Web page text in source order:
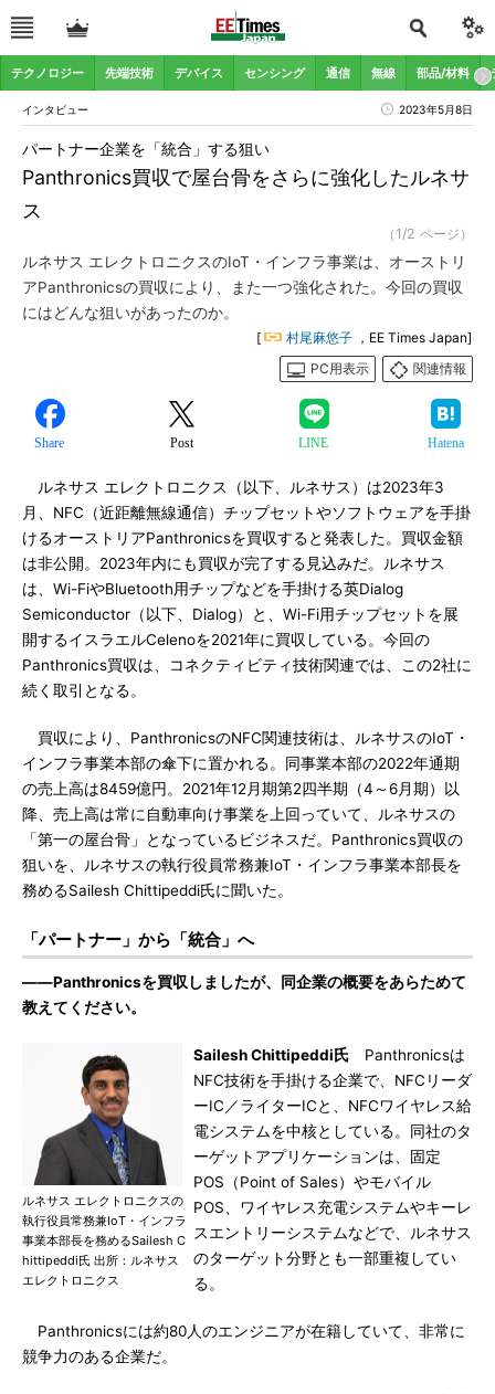
テクノロジー 先端技術 デバイス センシング 通信 無線 部品/材料
インタビュー 2023年5月8日
Panthronics買収で屋台骨をさらに強化したルネサ
ス
パートナー企業を「統合」する狙い
（1/2 ページ）
ルネサス エレクトロニクスのIoT・インフラ事業は、オーストリ
アPanthronicsの買収により、また一つ強化された。今回の買収
にはどんな狙いがあったのか。
[ 村尾麻悠子 ，EE Times Japan]
PC用表示
関連情報
Share Post LINE Hatena
ルネサス エレクトロニクス（以下、ルネサス）は2023年3
月、NFC（近距離無線通信）チップセットやソフトウェアを手掛
けるオーストリアPanthronicsを買収すると発表した。買収金額
は非公開。2023年内にも買収が完了する見込みだ。ルネサス
は、Wi-FiやBluetooth用チップなどを手掛ける英Dialog
Semiconductor（以下、Dialog）と、Wi-Fi用チップセットを展
開するイスラエルCelenoを2021年に買収している。今回の
Panthronics買収は、コネクティビティ技術関連では、この2社に
続く取引となる。
買収により、PanthronicsのNFC関連技術は、ルネサスのIoT・
インフラ事業本部の傘下に置かれる。同事業本部の2022年通期
の売上高は8459億円。2021年12月期第2四半期（4～6月期）以
降、売上高は常に自動車向け事業を上回っていて、ルネサスの
「第一の屋台骨」となっているビジネスだ。Panthronics買収の
狙いを、ルネサスの執行役員常務兼IoT・インフラ事業本部長を
務めるSailesh Chittipeddi氏に聞いた。
「パートナー」から「統合」へ
――Panthronicsを買収しましたが、同企業の概要をあらためて
教えてください。
ルネサス エレクトロニクスの
執行役員常務兼IoT・インフラ
事業本部長を務めるSailesh C
hittipeddi氏 出所：ルネサス
エレクトロニクス
Sailesh Chittipeddi氏 Panthronicsは
NFC技術を手掛ける企業で、NFCリーダ
ーIC／ライターICと、NFCワイヤレス給
電システムを中核としている。同社のタ
ーゲットアプリケーションは、固定
POS（Point of Sales）やモバイル
POS、ワイヤレス充電システムやキーレ
スエントリーシステムなどで、ルネサス
のターゲット分野とも一部重複してい
る。
Panthronicsには約80人のエンジニアが在籍していて、非常に
競争力のある企業だ。